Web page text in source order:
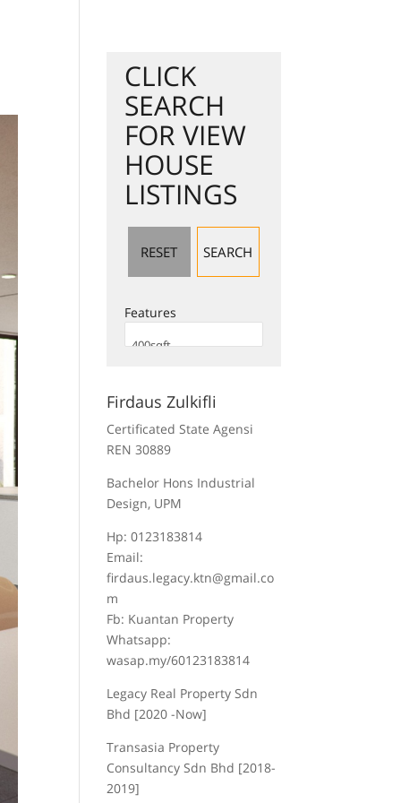
CLICK
SEARCH
FOR VIEW
HOUSE
LISTINGS
Features
Firdaus Zulkifli
Certificated State Agensi
REN 30889
Bachelor Hons Industrial
Design, UPM
Hp: 0123183814
Email:
firdaus.legacy.ktn@gmail.co
m
Fb: Kuantan Property
Whatsapp:
wasap.my/60123183814
Legacy Real Property Sdn
Bhd [2020 -Now]
Transasia Property
Consultancy Sdn Bhd [2018-
2019]